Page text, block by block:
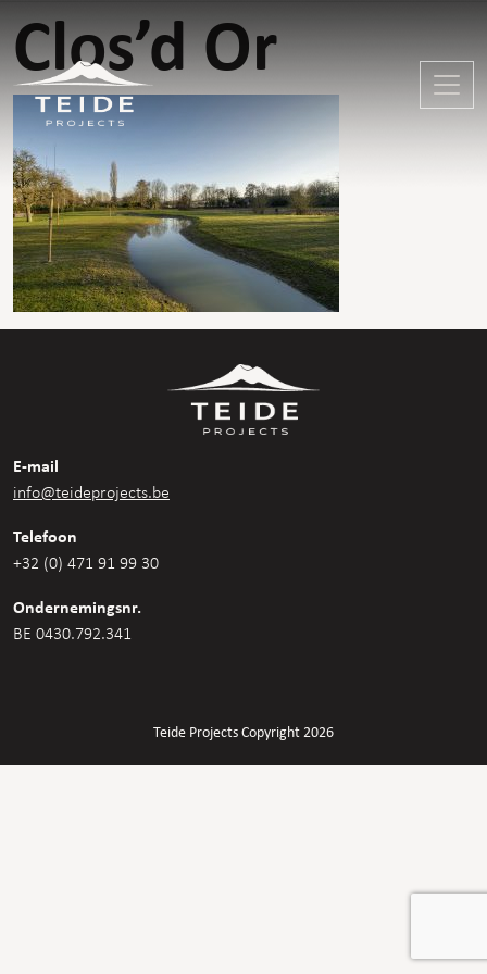
Clos’d Or
E-mail
info@teideprojects.be
Telefoon
+32 (0) 471 91 99 30
Ondernemingsnr.
BE 0430.792.341
Teide Projects Copyright 2026